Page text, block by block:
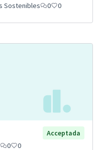
Sostenibles 0 0
Acceptada
0 0